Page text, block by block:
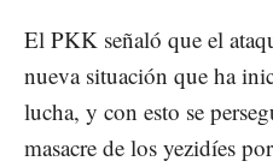
El PKK señaló que el
nueva situación que ha
lucha, y con esto se
masacre de los yezidíes